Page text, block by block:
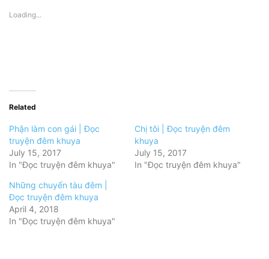
Loading...
Related
Phận làm con gái | Đọc
truyện đêm khuya
July 15, 2017
In "Đọc truyện đêm khuya"
Chị tôi | Đọc truyện đêm
khuya
July 15, 2017
In "Đọc truyện đêm khuya"
Những chuyến tàu đêm |
Đọc truyện đêm khuya
April 4, 2018
In "Đọc truyện đêm khuya"